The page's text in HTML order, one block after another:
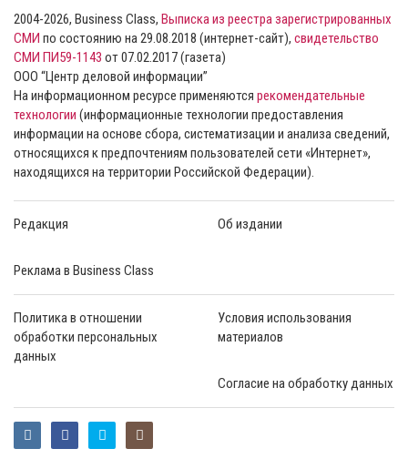
2004-2026, Business Class, Выписка из реестра зарегистрированных
СМИ по состоянию на 29.08.2018 (интернет-сайт), свидетельство
СМИ ПИ59-1143 от 07.02.2017 (газета)
ООО “Центр деловой информации”
На информационном ресурсе применяются рекомендательные
технологии (информационные технологии предоставления
информации на основе сбора, систематизации и анализа сведений,
относящихся к предпочтениям пользователей сети «Интернет»,
находящихся на территории Российской Федерации).
Редакция Об издании
Реклама в Business Class
Политика в отношении
обработки персональных
данных
Условия использования
материалов
Согласие на обработку данных